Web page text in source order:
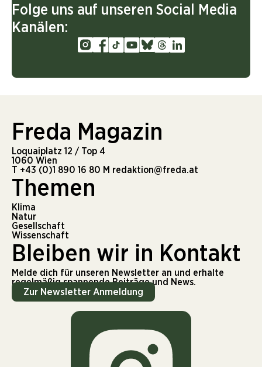
Folge uns auf unseren Social Media
Kanälen:
Freda Magazin
Loquaiplatz 12 / Top 4
1060 Wien
T +43 (0)1 890 16 80 M redaktion@freda.at
Themen
Klima
Natur
Gesellschaft
Wissenschaft
Bleiben wir in Kontakt
Melde dich für unseren Newsletter an und erhalte
regelmäßig spannende Beiträge und News.
Zur Newsletter Anmeldung